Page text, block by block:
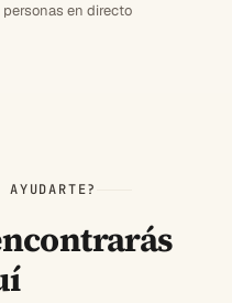
personas en directo